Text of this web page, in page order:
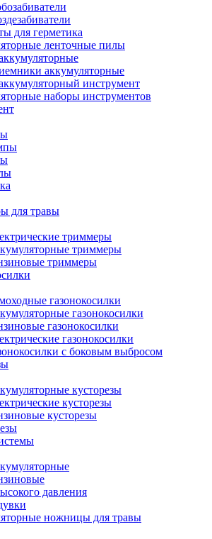
для герметика
ленточные пилы
аккумуляторные
инструмент
наборы инструментов
для травы
триммеры
триммеры
триммеры
газонокосилки
газонокосилки
газонокосилки
газонокосилки
с боковым выбросом
кусторезы
кусторезы
кусторезы
давления
ножницы для травы